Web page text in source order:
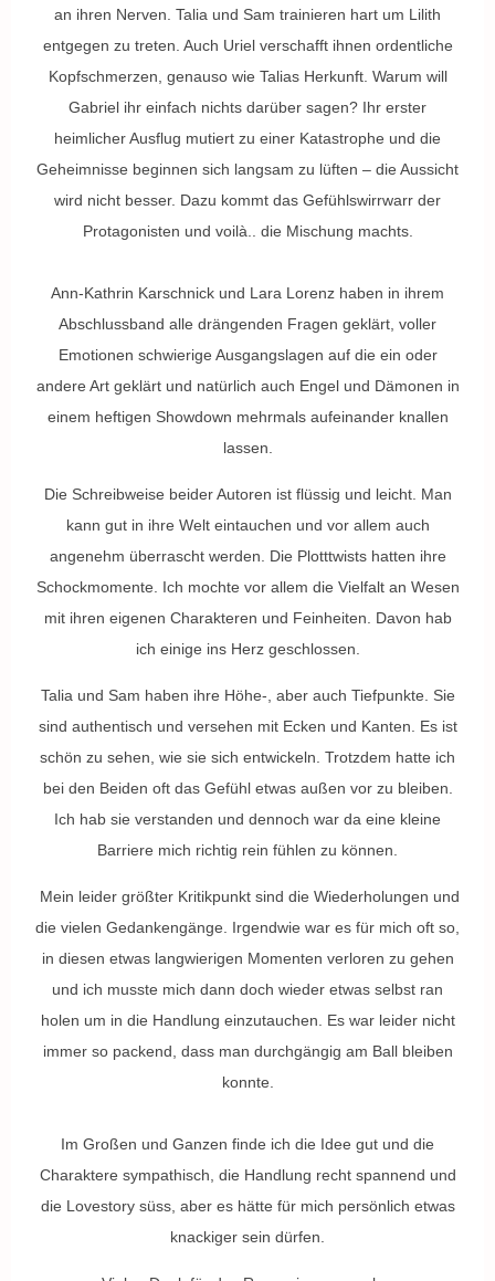
an ihren Nerven. Talia und Sam trainieren hart um Lilith
entgegen zu treten. Auch Uriel verschafft ihnen ordentliche
Kopfschmerzen, genauso wie Talias Herkunft. Warum will
Gabriel ihr einfach nichts darüber sagen? Ihr erster
heimlicher Ausflug mutiert zu einer Katastrophe und die
Geheimnisse beginnen sich langsam zu lüften – die Aussicht
wird nicht besser. Dazu kommt das Gefühlswirrwarr der
Protagonisten und voilà.. die Mischung machts.
Ann-Kathrin Karschnick und Lara Lorenz haben in ihrem
Abschlussband alle drängenden Fragen geklärt, voller
Emotionen schwierige Ausgangslagen auf die ein oder
andere Art geklärt und natürlich auch Engel und Dämonen in
einem heftigen Showdown mehrmals aufeinander knallen
lassen.
Die Schreibweise beider Autoren ist flüssig und leicht. Man
kann gut in ihre Welt eintauchen und vor allem auch
angenehm überrascht werden. Die Plotttwists hatten ihre
Schockmomente. Ich mochte vor allem die Vielfalt an Wesen
mit ihren eigenen Charakteren und Feinheiten. Davon hab
ich einige ins Herz geschlossen.
Talia und Sam haben ihre Höhe-, aber auch Tiefpunkte. Sie
sind authentisch und versehen mit Ecken und Kanten. Es ist
schön zu sehen, wie sie sich entwickeln. Trotzdem hatte ich
bei den Beiden oft das Gefühl etwas außen vor zu bleiben.
Ich hab sie verstanden und dennoch war da eine kleine
Barriere mich richtig rein fühlen zu können.
Mein leider größter Kritikpunkt sind die Wiederholungen und
die vielen Gedankengänge. Irgendwie war es für mich oft so,
in diesen etwas langwierigen Momenten verloren zu gehen
und ich musste mich dann doch wieder etwas selbst ran
holen um in die Handlung einzutauchen. Es war leider nicht
immer so packend, dass man durchgängig am Ball bleiben
konnte.
Im Großen und Ganzen finde ich die Idee gut und die
Charaktere sympathisch, die Handlung recht spannend und
die Lovestory süss, aber es hätte für mich persönlich etwas
knackiger sein dürfen.